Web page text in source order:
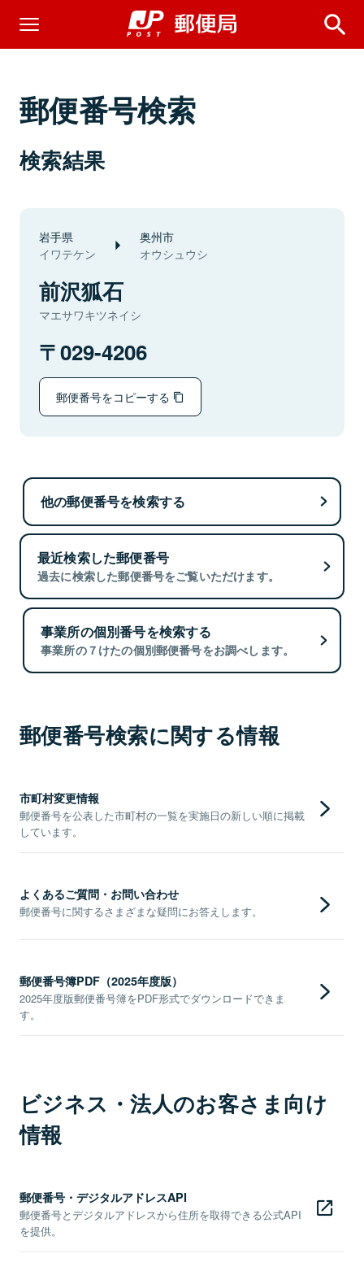
郵便番号検索
検索結果
岩手県
イワテケン
奥州市
オウシュウシ
前沢狐石
マエサワキツネイシ
029-4206
郵便番号をコピーする
他の郵便番号を検索する
最近検索した郵便番号
過去に検索した郵便番号をご覧いただけます。
事業所の個別番号を検索する
事業所の７けたの個別郵便番号をお調べします。
郵便番号検索に関する情報
市町村変更情報
郵便番号を公表した市町村の一覧を実施日の新しい順に掲載
しています。
よくあるご質問・お問い合わせ
郵便番号に関するさまざまな疑問にお答えします。
郵便番号簿PDF（2025年度版）
2025年度版郵便番号簿をPDF形式でダウンロードできま
す。
ビジネス・法人のお客さま向け
情報
郵便番号・デジタルアドレスAPI
郵便番号とデジタルアドレスから住所を取得できる公式API
を提供。